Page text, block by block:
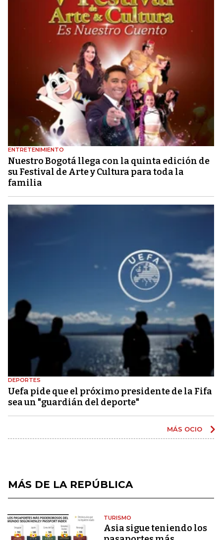
ENTRETENIMIENTO
Nuestro Bogotá llega con la quinta edición de
su Festival de Arte y Cultura para toda la
familia
DEPORTES
Uefa pide que el próximo presidente de la Fifa
sea un "guardián del deporte"
MÁS OCIO
MÁS DE LA REPÚBLICA
TURISMO
Asia sigue teniendo los